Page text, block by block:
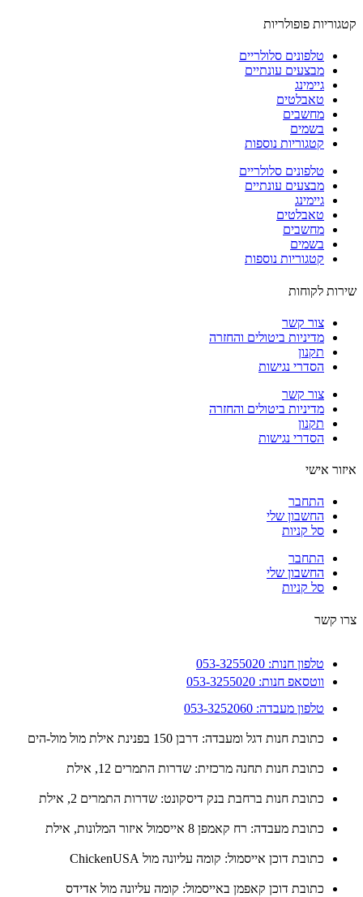
פופולריות
טלפונים סלולריים
מבצעים עונתיים
גיימינג
טאבלטים
מחשבים
בשמים
קטגוריות נוספות
טלפונים סלולריים
מבצעים עונתיים
גיימינג
טאבלטים
מחשבים
בשמים
קטגוריות נוספות
לקוחות
צור קשר
מדיניות ביטולים והחזרה
תקנון
הסדרי נגישות
צור קשר
מדיניות ביטולים והחזרה
תקנון
הסדרי נגישות
אישי
התחבר
החשבון שלי
סל קניות
התחבר
החשבון שלי
סל קניות
קשר
טלפון חנות: 053-3255020
ווטסאפ חנות: 053-3255020
טלפון מעבדה: 053-3252060
כתובת חנות דגל ומעבדה: דרבן 150 בפנינת אילת מול מול-הים
כתובת חנות תחנה מרכזית: שדרות התמרים 12, אילת
כתובת חנות ברחבת בנק דיסקונט: שדרות התמרים 2, אילת
כתובת מעבדה: רח קאמפן 8 אייסמול איזור המלונות, אילת
כתובת דוכן אייסמול: קומה עליונה מול ChickenUSA
כתובת דוכן קאפמן באייסמול: קומה עליונה מול אדידס